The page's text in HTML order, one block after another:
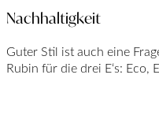
Nachhaltigkeit
Guter Stil ist auch eine
Rubin für die drei E‘s: Eco,